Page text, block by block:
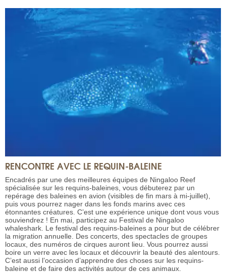
RENCONTRE AVEC LE REQUIN-BALEINE
Encadrés par une des meilleures équipes de Ningaloo Reef
spécialisée sur les requins-baleines, vous débuterez par un
repérage des baleines en avion (visibles de fin mars à mi-juillet),
puis vous pourrez nager dans les fonds marins avec ces
étonnantes créatures. C’est une expérience unique dont vous vous
souviendrez ! En mai, participez au Festival de Ningaloo
whaleshark. Le festival des requins-baleines a pour but de célébrer
la migration annuelle. Des concerts, des spectacles de groupes
locaux, des numéros de cirques auront lieu. Vous pourrez aussi
boire un verre avec les locaux et découvrir la beauté des alentours.
C’est aussi l’occasion d’apprendre des choses sur les requins-
baleine et de faire des activités autour de ces animaux.